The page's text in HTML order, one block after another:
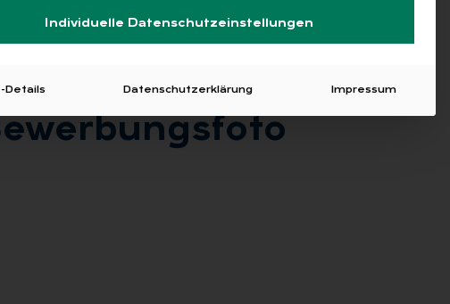
Individuelle Datenschutzeinstellungen
Details Datenschutzerklärung Impressum